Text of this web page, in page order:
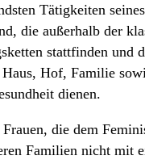
Tätigkeiten
die außerhalb der
stattfinden und
Hof, Familie
dienen.
die dem
Familien nicht mit